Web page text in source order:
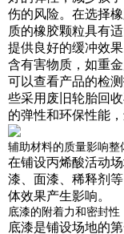
伤的风险。在选择
质的橡胶颗粒具有
提供良好的缓冲效
含有害物质，如重
可以查看产品的检
些采用废旧轮胎回
的弹性和环保性能
辅助材料的质量影响整
在铺设丙烯酸活动
漆、面漆、稀释剂
体效果产生影响。
底漆的附着力和密封性
底漆是铺设场地的